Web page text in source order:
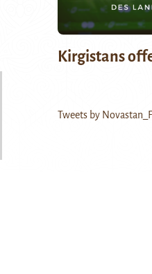
Kirgistans
Tweets by